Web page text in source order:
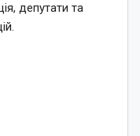
депутати та